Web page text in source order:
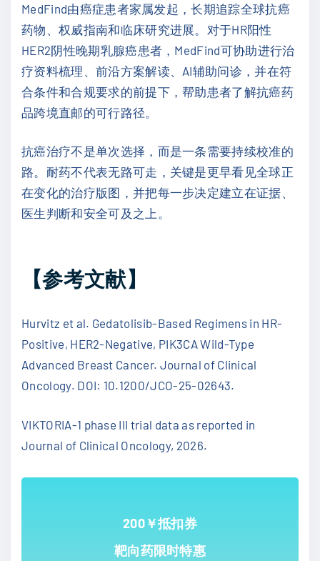
MedFind由癌症患者家属发起，长期追踪全球抗癌
药物、权威指南和临床研究进展。对于HR阳性
HER2阴性晚期乳腺癌患者，MedFind可协助进行治
疗资料梳理、前沿方案解读、AI辅助问诊，并在符
合条件和合规要求的前提下，帮助患者了解抗癌药
品跨境直邮的可行路径。
抗癌治疗不是单次选择，而是一条需要持续校准的
路。耐药不代表无路可走，关键是更早看见全球正
在变化的治疗版图，并把每一步决定建立在证据、
医生判断和安全可及之上。
【参考文献】
Hurvitz et al. Gedatolisib-Based Regimens in HR-
Positive, HER2-Negative, PIK3CA Wild-Type
Advanced Breast Cancer. Journal of Clinical
Oncology. DOI: 10.1200/JCO-25-02643.
VIKTORIA-1 phase III trial data as reported in
Journal of Clinical Oncology, 2026.
200￥抵扣券
靶向药限时特惠